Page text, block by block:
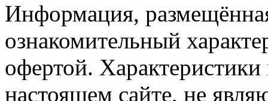
Информация,
ознакомительный
офертой.
настоящем сайте, не